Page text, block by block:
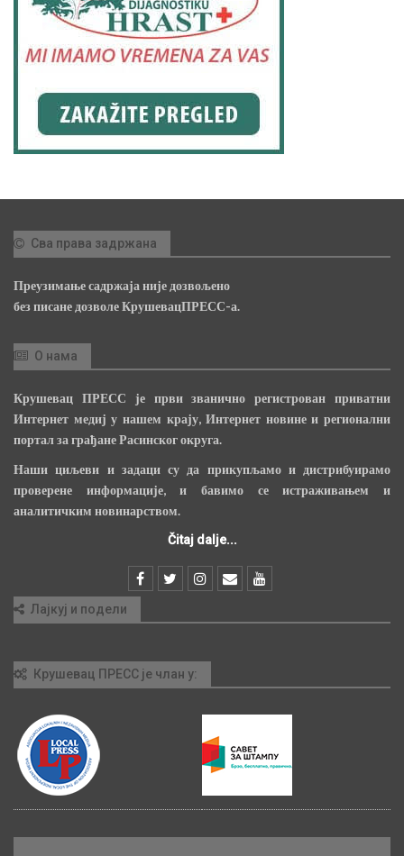
Сва права задржана
Преузимање садржаја није дозвољено
без писане дозволе КрушевацПРЕСС-а.
О нама
Крушевац ПРЕСС је први званично регистрован приватни
Интернет медиј у нашем крају, Интернет новине и регионални
портал за грађане Расинског округа.
Наши циљеви и задаци су да прикупљамо и дистрибуирамо
проверене информације, и бавимо се истраживањем и
аналитичким новинарством.
Čitaj dalje...
Лајкуј и подели
Крушевац ПРЕСС је члан у: